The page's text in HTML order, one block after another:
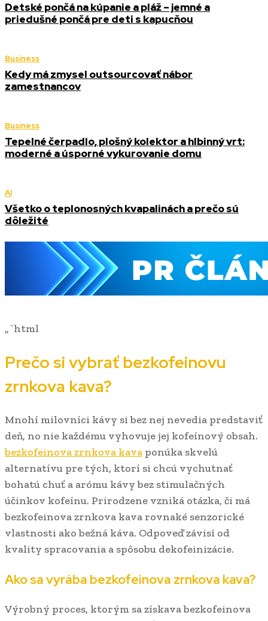
Detské pončá na kúpanie a pláž – jemné a
priedušné pončá pre deti s kapucňou
Business
Kedy má zmysel outsourcovať nábor
zamestnancov
Business
Tepelné čerpadlo, plošný kolektor a hlbinný vrt:
moderné a úsporné vykurovanie domu
AI
Všetko o teplonosných kvapalinách a prečo sú
dôležité
„`html
Prečo si vybrať bezkofeinovu
zrnkova kava?
Mnohí milovníci kávy si bez nej nevedia predstaviť
deň, no nie každému vyhovuje jej kofeínový obsah.
bezkofeinova zrnkova kava ponúka skvelú
alternatívu pre tých, ktorí si chcú vychutnať
bohatú chuť a arómu kávy bez stimulačných
účinkov kofeínu. Prirodzene vzniká otázka, či má
bezkofeinova zrnkova kava rovnaké senzorické
vlastnosti ako bežná káva. Odpoveď závisí od
kvality spracovania a spôsobu dekofeinizácie.
Ako sa vyrába bezkofeinova zrnkova kava?
Výrobný proces, ktorým sa získava bezkofeinova